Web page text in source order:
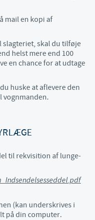
mail en kopi af
slagteriet, skal du tilføje
helst mere end 100
en chance for at udtage
huske at aflevere den
vognmanden.
til rekvisition af lunge-
(kan underskrives i
på din computer.